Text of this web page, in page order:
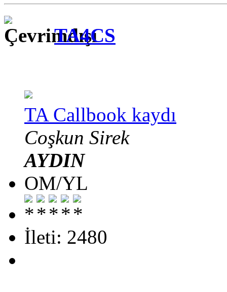
TA4CS
TA Callbook kaydı
Coşkun Sirek
AYDIN
OM/YL
İleti: 2480